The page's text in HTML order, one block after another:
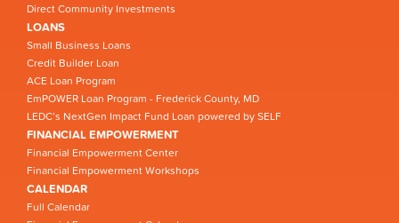
Direct Community Investments
LOANS
Small Business Loans
Credit Builder Loan
ACE Loan Program
EmPOWER Loan Program - Frederick County, MD
LEDC’s NextGen Impact Fund Loan powered by SELF
FINANCIAL EMPOWERMENT
Financial Empowerment Center
Financial Empowerment Workshops
CALENDAR
Full Calendar